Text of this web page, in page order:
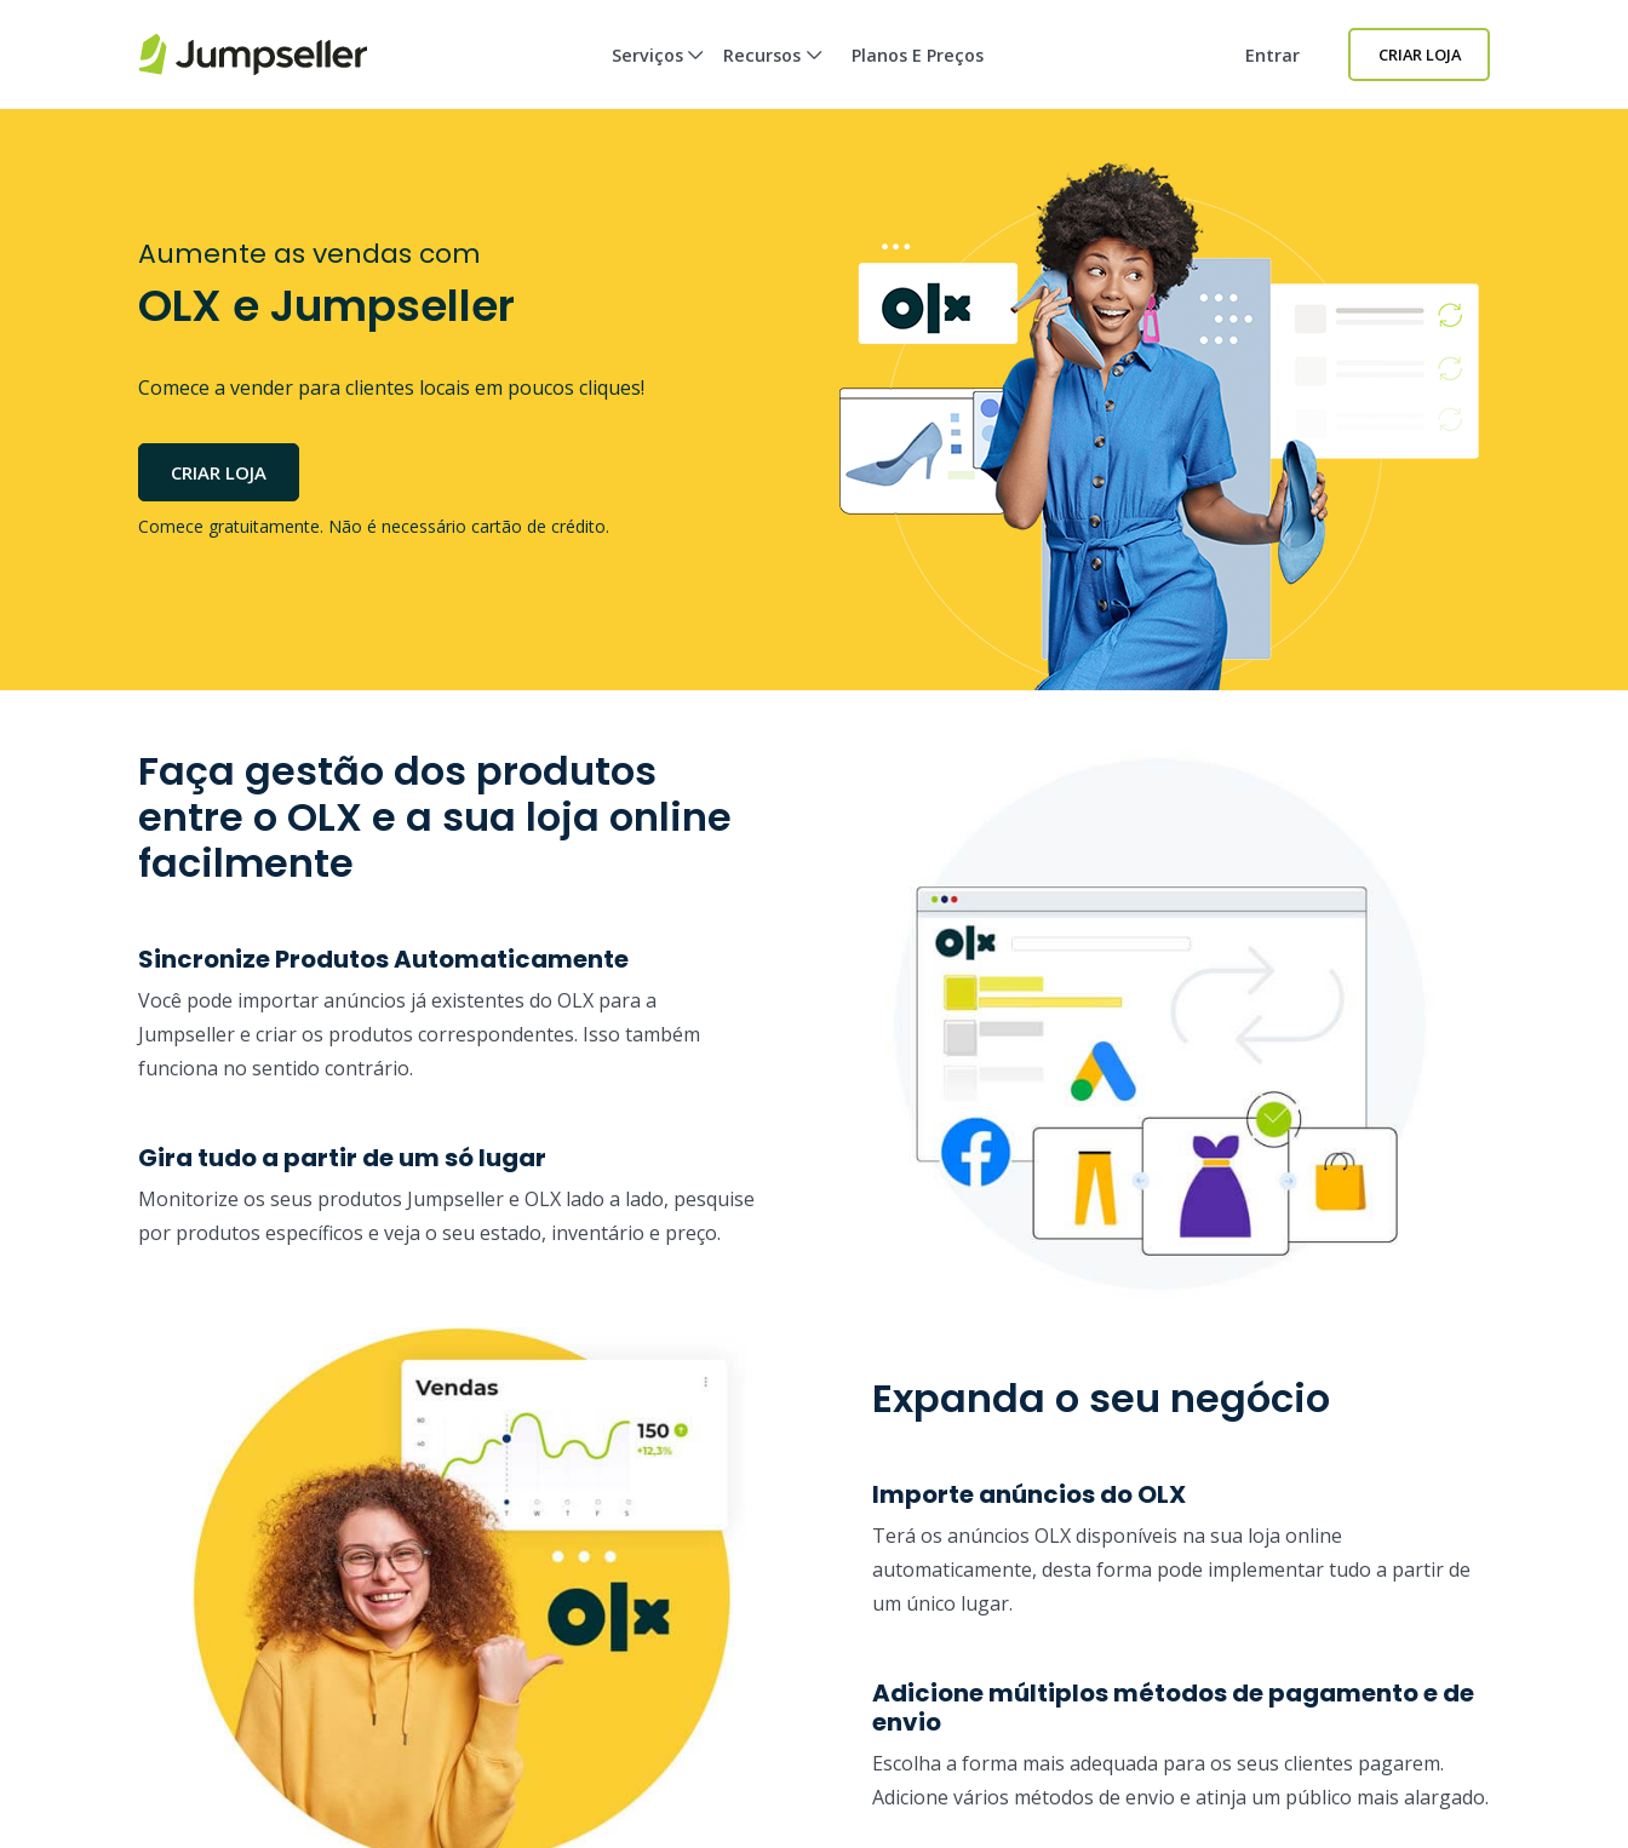
Serviços Recursos Planos E Preços Entrar CRIAR LOJA
Aumente as vendas com
OLX e Jumpseller
Comece a vender para clientes locais em poucos cliques!
CRIAR LOJA
Comece gratuitamente. Não é necessário cartão de crédito.
Faça gestão dos produtos
entre o OLX e a sua loja online
facilmente
Sincronize Produtos Automaticamente
Você pode importar anúncios já existentes do OLX para a
Jumpseller e criar os produtos correspondentes. Isso também
funciona no sentido contrário.
Gira tudo a partir de um só lugar
Monitorize os seus produtos Jumpseller e OLX lado a lado, pesquise
por produtos específicos e veja o seu estado, inventário e preço.
Expanda o seu negócio
Importe anúncios do OLX
Terá os anúncios OLX disponíveis na sua loja online
automaticamente, desta forma pode implementar tudo a partir de
um único lugar.
Adicione múltiplos métodos de pagamento e de
envio
Escolha a forma mais adequada para os seus clientes pagarem.
Adicione vários métodos de envio e atinja um público mais alargado.